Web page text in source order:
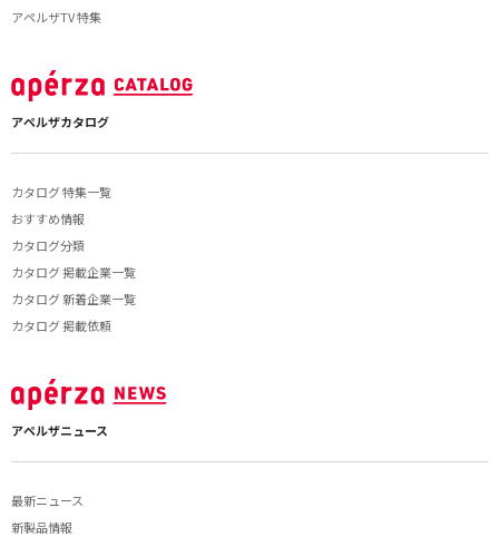
アペルザTV 特集
アペルザカタログ
カタログ 特集一覧
おすすめ情報
カタログ分類
カタログ 掲載企業一覧
カタログ 新着企業一覧
カタログ 掲載依頼
アペルザニュース
最新ニュース
新製品情報